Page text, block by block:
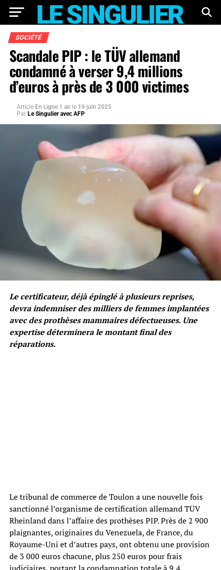
SOCIÉTÉ
Scandale PIP : le TÜV allemand
condamné à verser 9,4 millions
d’euros à près de 3 000 victimes
Article En Ligne 1 an le 19 juin 2025
Par Le Singulier avec AFP
Le certificateur, déjà épinglé à plusieurs reprises,
devra indemniser des milliers de femmes implantées
avec des prothèses mammaires défectueuses. Une
expertise déterminera le montant final des
réparations.
Le tribunal de commerce de Toulon a une nouvelle fois
sanctionné l’organisme de certification allemand TÜV
Rheinland dans l’affaire des prothèses PIP. Près de 2 900
plaignantes, originaires du Venezuela, de France, du
Royaume-Uni et d’autres pays, ont obtenu une provision
de 3 000 euros chacune, plus 250 euros pour frais